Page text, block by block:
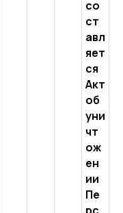
со
ст
авл
яет
ся
Акт
об
уни
чт
ож
ен
ии
Пе